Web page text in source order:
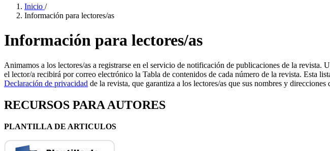
Inicio /
Información para lectores/as
Información para lectores/as
Animamos a los lectores/as a registrarse en el servicio de notificación de publicaciones de la revista.
el lector/a recibirá por correo electrónico la Tabla de contenidos de cada número de la revista. Esta
Declaración de privacidad de la revista, que garantiza a los lectores/as que sus nombres y
RECURSOS PARA AUTORES
PLANTILLA DE ARTICULOS